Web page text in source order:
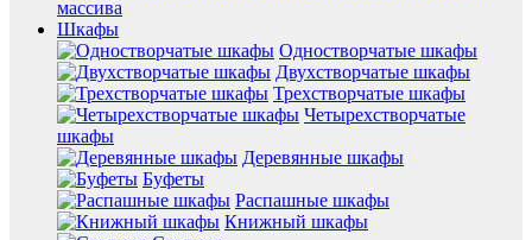
массива
Шкафы
Одностворчатые шкафы
Двухстворчатые шкафы
Трехстворчатые шкафы
Четырехстворчатые
шкафы
Деревянные шкафы
Буфеты
Распашные шкафы
Книжный шкафы